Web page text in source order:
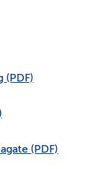
(PDF)
(PDF)